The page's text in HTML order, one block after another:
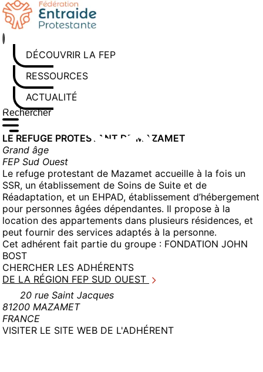
Aller
au
contenu
DÉCOUVRIR LA FEP
RESSOURCES
ACTUALITÉS
Rechercher sur le site
Saisissez au moins 3 caractères pour lancer la recherche
LE REFUGE PROTESTANT DE MAZAMET
Grand âge
FEP Sud Ouest
Le refuge protestant de Mazamet accueille à la fois un
SSR, un établissement de Soins de Suite et de
Réadaptation, et un EHPAD, établissement d’hébergement
pour personnes âgées dépendantes. Il propose à la
location des appartements dans plusieurs résidences, et
peut fournir des services adaptés à la personne.
Cet adhérent fait partie du groupe : FONDATION JOHN
BOST
CHERCHER LES ADHÉRENTS
DE LA RÉGION FEP SUD OUEST
20 rue Saint Jacques
81200 MAZAMET
FRANCE
VISITER LE SITE WEB DE L'ADHÉRENT(NOUVELLE